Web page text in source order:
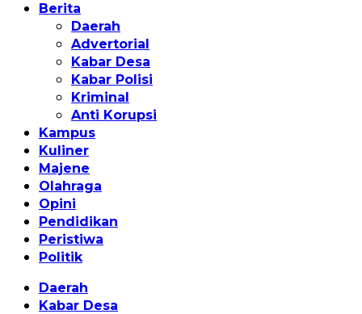
Berita
Daerah
Advertorial
Kabar Desa
Kabar Polisi
Kriminal
Anti Korupsi
Kampus
Kuliner
Majene
Olahraga
Opini
Pendidikan
Peristiwa
Politik
Daerah
Kabar Desa